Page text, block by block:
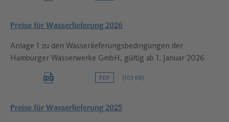
Preise für Wasserlieferung 2026
Anlage 1 zu den Wasserlieferungsbedingungen der
Hamburger Wasserwerke GmbH, gültig ab 1. Januar 2026
PDF (103 KB)
Preise für Wasserlieferung 2025